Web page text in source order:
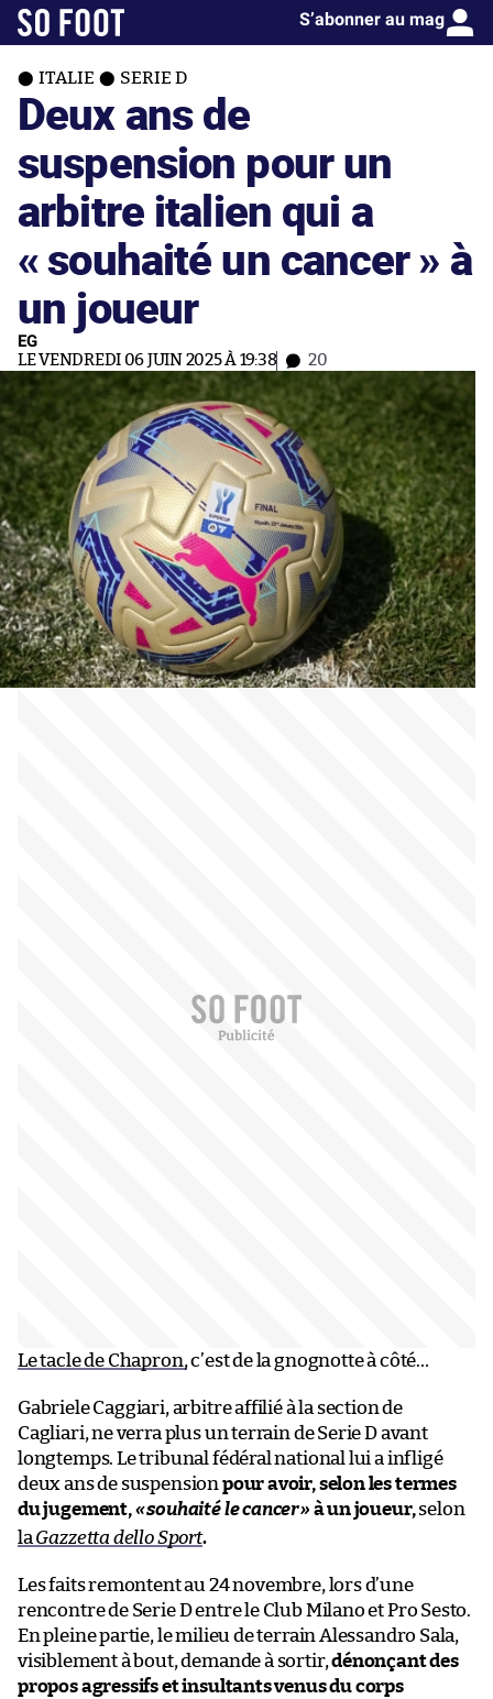
S’abonner au mag
ITALIE SERIE D
Deux ans de
suspension pour un
arbitre italien qui a
« souhaité un cancer » à
un joueur
EG
LE VENDREDI 06 JUIN 2025 À 19:38 20
Le tacle de Chapron,c’est de la gnognotte à côté…
Gabriele Caggiari, arbitre affilié à la section de
Cagliari, ne verra plus un terrain de Serie D avant
longtemps. Le tribunal fédéral national lui a infligé
deux ans de suspension pour avoir, selon les termes
du jugement,«souhaité le cancer» à un joueur,selon
la Gazzetta dello Sport.
Les faits remontent au 24 novembre, lors d’une
rencontre de Serie D entre le Club Milano et Pro Sesto.
En pleine partie, le milieu de terrain Alessandro Sala,
visiblement à bout, demande à sortir,dénonçant des
propos agressifs et insultants venus du corps